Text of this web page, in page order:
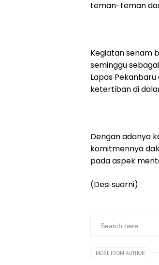
teman-teman
Kegiatan senam
seminggu
Lapas
ketertiban di
Dengan adanya
komitmennya
pada aspek
(Desi suarni)
MORE FROM AUTHOR